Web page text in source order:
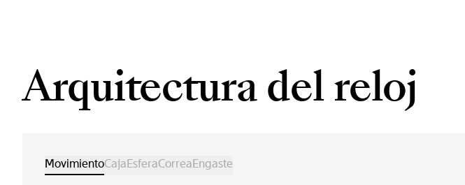
Arquitectura del reloj
MovimientoCajaEsferaCorreaEngaste